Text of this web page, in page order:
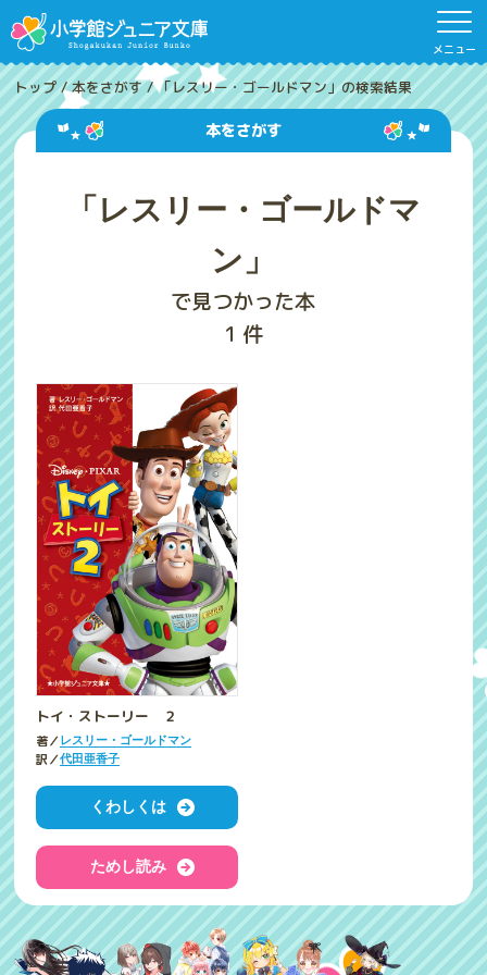
メニュー
トップ /本をさがす /「レスリー・ゴールドマン」の検索結果
本をさがす
「レスリー・ゴールドマ
ン」
で見つかった本
1 件
トイ・ストーリー ２
著／ レスリー・ゴールドマン
訳／代田亜香子
くわしくは
ためし読み